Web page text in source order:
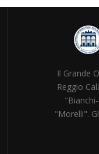
Il Grande
Reggio
"Morelli".